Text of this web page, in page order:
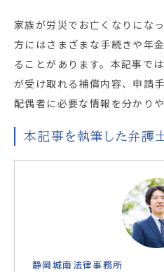
家族が労災でお亡くなりにな
方にはさまざまな手続きや年
ることがあります。本記事で
が受け取れる補償内容、申請
配偶者に必要な情報を分かり
本記事を執筆した弁護
静岡城南法律事務所